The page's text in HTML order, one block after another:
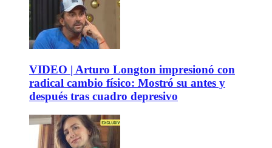
VIDEO | Arturo Longton impresionó con
radical cambio físico: Mostró su antes y
después tras cuadro depresivo